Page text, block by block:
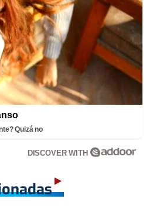
Quizá no
DISCOVER WITH